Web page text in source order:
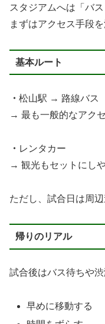
スタジアムへは「バ
まずはアクセス手段
基本ルート
・ 松山駅 → 路線バス
→ 最も一般的なアク
・ レンタカー
→ 観光もセットにし
ただし、試合日は周
帰りのリアル
試合後はバス待ちや
早めに移動する